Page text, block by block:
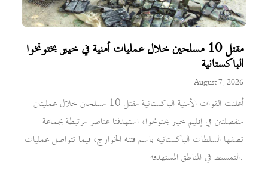
مقتل 10 مسلحين خلال عمليات أمنية في خيبر بختونخوا
الباكستانية
August 7, 2026
أعلنت القوات الأمنية الباكستانية مقتل 10 مسلحين خلال عمليتين
منفصلتين في إقليم خيبر بختونخوا، استهدفتا عناصر مرتبطة بجماعة
تصفها السلطات الباكستانية باسم فتنة الخوارج، فيما تتواصل عمليات
التمشيط في المناطق المستهدفة.